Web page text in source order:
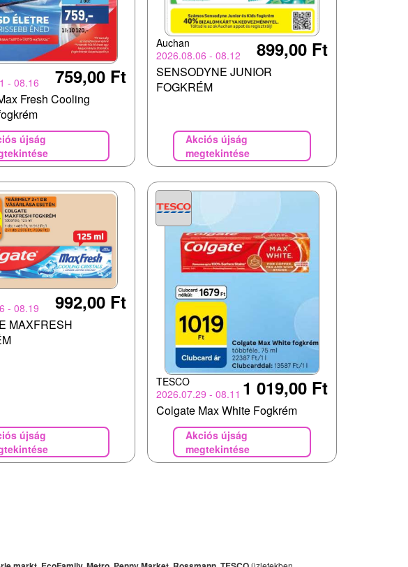
- 08.16
759,00 Ft
Fresh Cooling
újság
Auchan
2026.08.06 - 08.12
899,00 Ft
SENSODYNE JUNIOR
FOGKRÉM
Akciós újság
megtekintése
- 08.19
992,00 Ft
MAXFRESH
újság
TESCO
2026.07.29 - 08.11 1 019,00 Ft
Colgate Max White Fogkrém
Akciós újság
megtekintése